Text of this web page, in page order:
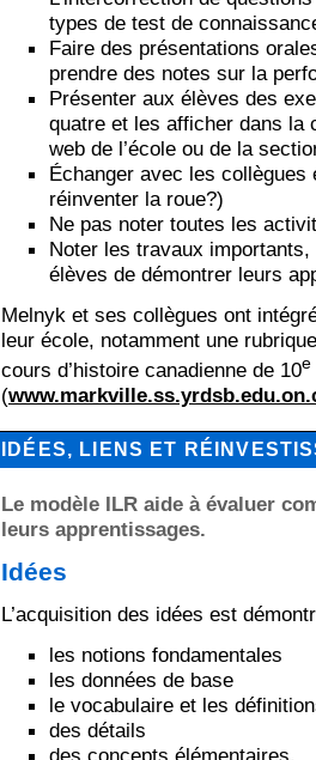
types de test de
Faire des présentations
prendre des notes sur la
Présenter aux élèves des
quatre et les afficher dans la
web de l’école ou de la
Échanger avec les collègues
réinventer la roue?)
Ne pas noter toutes les
Noter les travaux
élèves de démontrer leurs
Melnyk et ses collègues ont
leur école, notamment une
cours d’histoire canadienne de 10e
(
IDÉES, LIENS ET
Le modèle ILR aide à évaluer
leurs apprentissages.
Idées
L’acquisition des idées est
les notions fondamentales
les données de base
le vocabulaire et les
des détails
des concepts élémentaires.